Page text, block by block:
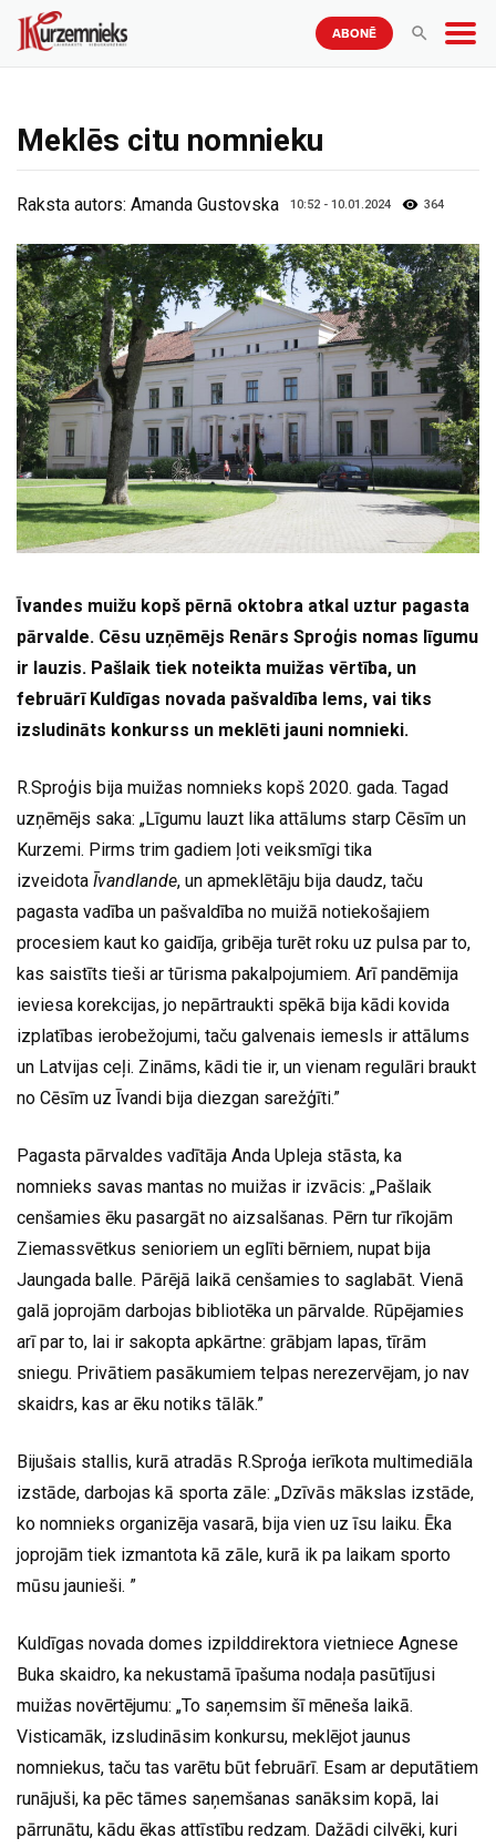
ABONĒ
Meklēs citu nomnieku
Raksta autors: Amanda Gustovska 10:52 - 10.01.2024 364
Īvandes muižu kopš pērnā oktobra atkal uztur pagasta
pārvalde. Cēsu uzņēmējs Renārs Sproģis nomas līgumu
ir lauzis. Pašlaik tiek noteikta muižas vērtība, un
februārī Kuldīgas novada pašvaldība lems, vai tiks
izsludināts konkurss un meklēti jauni nomnieki.
R.Sproģis bija muižas nomnieks kopš 2020. gada. Tagad
uzņēmējs saka: „Līgumu lauzt lika attālums starp Cēsīm un
Kurzemi. Pirms trim gadiem ļoti veiksmīgi tika
izveidota Īvandlande, un apmeklētāju bija daudz, taču
pagasta vadība un pašvaldība no muižā notiekošajiem
procesiem kaut ko gaidīja, gribēja turēt roku uz pulsa par to,
kas saistīts tieši ar tūrisma pakalpojumiem. Arī pandēmija
ieviesa korekcijas, jo nepārtraukti spēkā bija kādi kovida
izplatības ierobežojumi, taču galvenais iemesls ir attālums
un Latvijas ceļi. Zināms, kādi tie ir, un vienam regulāri braukt
no Cēsīm uz Īvandi bija diezgan sarežģīti.”
Pagasta pārvaldes vadītāja Anda Upleja stāsta, ka
nomnieks savas mantas no muižas ir izvācis: „Pašlaik
cenšamies ēku pasargāt no aizsalšanas. Pērn tur rīkojām
Ziemassvētkus senioriem un eglīti bērniem, nupat bija
Jaungada balle. Pārējā laikā cenšamies to saglabāt. Vienā
galā joprojām darbojas bibliotēka un pārvalde. Rūpējamies
arī par to, lai ir sakopta apkārtne: grābjam lapas, tīrām
sniegu. Privātiem pasākumiem telpas nerezervējam, jo nav
skaidrs, kas ar ēku notiks tālāk.”
Bijušais stallis, kurā atradās R.Sproģa ierīkota multimediāla
izstāde, darbojas kā sporta zāle: „Dzīvās mākslas izstāde,
ko nomnieks organizēja vasarā, bija vien uz īsu laiku. Ēka
joprojām tiek izmantota kā zāle, kurā ik pa laikam sporto
mūsu jaunieši. ”
Kuldīgas novada domes izpilddirektora vietniece Agnese
Buka skaidro, ka nekustamā īpašuma nodaļa pasūtījusi
muižas novērtējumu: „To saņemsim šī mēneša laikā.
Visticamāk, izsludināsim konkursu, meklējot jaunus
nomniekus, taču tas varētu būt februārī. Esam ar deputātiem
runājuši, ka pēc tāmes saņemšanas sanāksim kopā, lai
pārrunātu, kādu ēkas attīstību redzam. Dažādi cilvēki, kuri